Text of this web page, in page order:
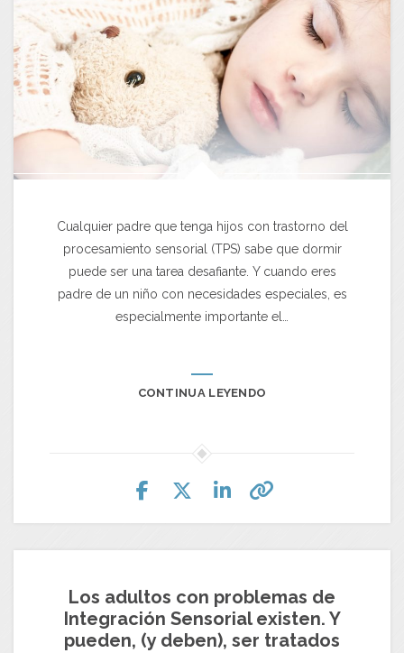
Cualquier padre que tenga hijos con trastorno del
procesamiento sensorial (TPS) sabe que dormir
puede ser una tarea desafiante. Y cuando eres
padre de un niño con necesidades especiales, es
especialmente importante el…
CONTINUA LEYENDO
Los adultos con problemas de
Integración Sensorial existen. Y
pueden, (y deben), ser tratados